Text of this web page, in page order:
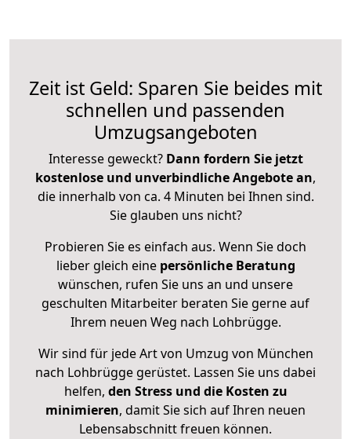
Zeit ist Geld: Sparen Sie beides mit
schnellen und passenden
Umzugsangeboten
Interesse geweckt? Dann fordern Sie jetzt
kostenlose und unverbindliche Angebote an,
die innerhalb von ca. 4 Minuten bei Ihnen sind.
Sie glauben uns nicht?
Probieren Sie es einfach aus. Wenn Sie doch
lieber gleich eine persönliche Beratung
wünschen, rufen Sie uns an und unsere
geschulten Mitarbeiter beraten Sie gerne auf
Ihrem neuen Weg nach Lohbrügge.
Wir sind für jede Art von Umzug von München
nach Lohbrügge gerüstet. Lassen Sie uns dabei
helfen, den Stress und die Kosten zu
minimieren, damit Sie sich auf Ihren neuen
Lebensabschnitt freuen können.